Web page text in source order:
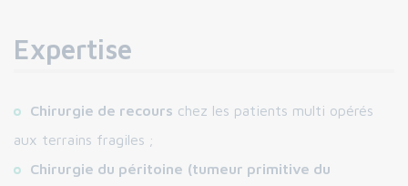
Expertise
Chirurgie de recours chez les patients multi opérés
aux terrains fragiles ;
Chirurgie du péritoine (tumeur primitive du